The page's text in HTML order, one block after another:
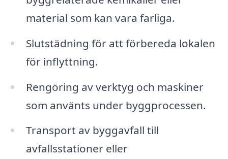
material som kan vara farliga.
Slutstädning för att förbereda lokalen
för inflyttning.
Rengöring av verktyg och maskiner
som använts under byggprocessen.
Transport av byggavfall till
avfallsstationer eller